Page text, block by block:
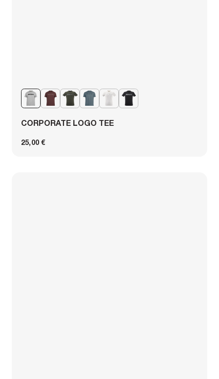
CORPORATE LOGO TEE
25,00 €